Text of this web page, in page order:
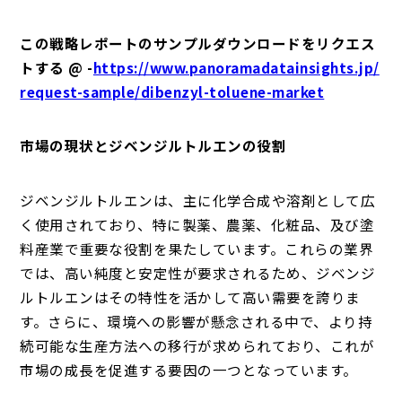
この戦略レポートのサンプルダウンロードをリクエス
トする @ -https://www.panoramadatainsights.jp/
request-sample/dibenzyl-toluene-market
市場の現状とジベンジルトルエンの役割
ジベンジルトルエンは、主に化学合成や溶剤として広
く使用されており、特に製薬、農薬、化粧品、及び塗
料産業で重要な役割を果たしています。これらの業界
では、高い純度と安定性が要求されるため、ジベンジ
ルトルエンはその特性を活かして高い需要を誇りま
す。さらに、環境への影響が懸念される中で、より持
続可能な生産方法への移行が求められており、これが
市場の成長を促進する要因の一つとなっています。